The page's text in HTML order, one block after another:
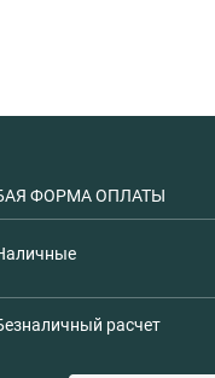
ФОРМА ОПЛАТЫ
расчет